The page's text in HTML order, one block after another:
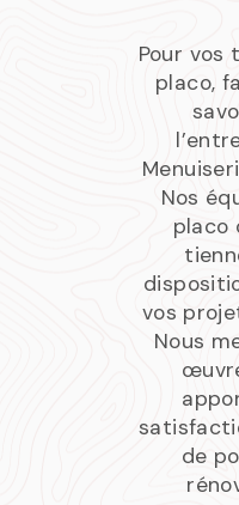
Pour vos
placo,
Nos
placo
vos
Nous
de